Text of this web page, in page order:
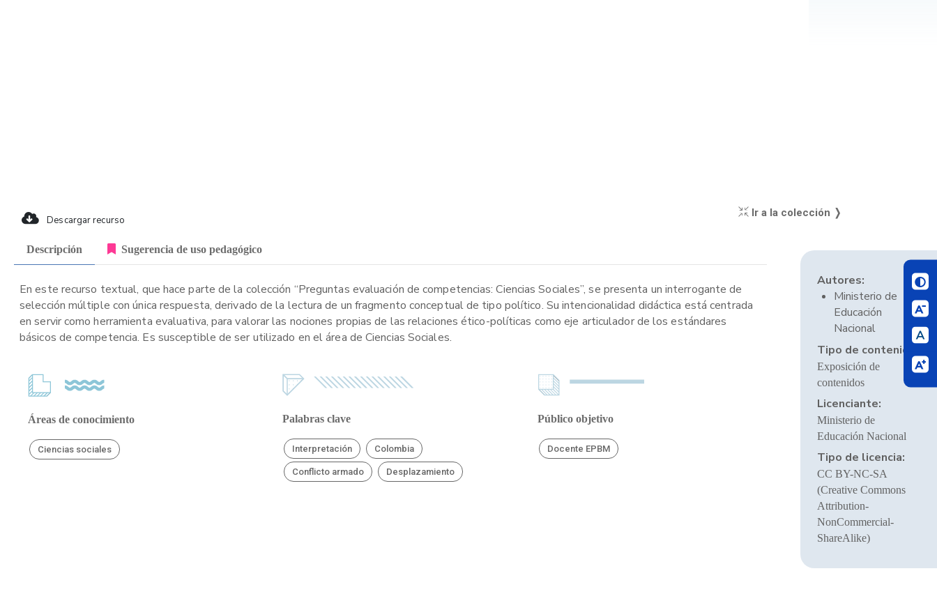
Descargar recurso
Ir a la colección ❭
Descripción Sugerencia de uso pedagógico
En este recurso textual, que hace parte de la colección “Preguntas evaluación de competencias: Ciencias Sociales”, se presenta un interrogante de
selección múltiple con única respuesta, derivado de la lectura de un fragmento conceptual de tipo político. Su intencionalidad didáctica está centrada
en servir como herramienta evaluativa, para valorar las nociones propias de las relaciones ético-políticas como eje articulador de los estándares
básicos de competencia. Es susceptible de ser utilizado en el área de Ciencias Sociales.
Áreas de conocimiento
Ciencias sociales
Palabras clave
Interpretación Colombia
Conflicto armado Desplazamiento
Público objetivo
Docente EPBM
Autores:
Ministerio de
Educación
Nacional
Tipo de contenido:
Exposición de
contenidos
Licenciante:
Ministerio de
Educación Nacional
Tipo de licencia:
CC BY-NC-SA
(Creative Commons
Attribution-
NonCommercial-
ShareAlike)